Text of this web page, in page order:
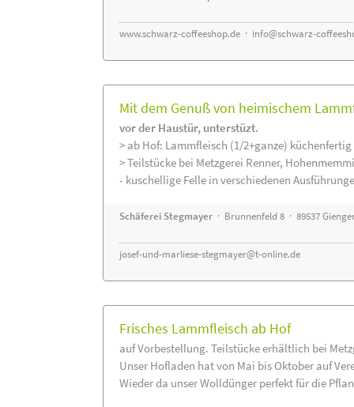
www.schwarz-coffeeshop.de · info@schwarz-
Mit dem Genuß von heimischem
vor der Haustür, unterstüzt.
> ab Hof: Lammfleisch (1/2+ganze)
> Teilstücke bei Metzgerei Renner,
- kuschellige Felle in verschiedenen
Schäferei Stegmayer · Brunnenfeld 8 · 89537
josef-und-marliese-stegmayer@t-online.de
Frisches Lammfleisch ab Hof
auf Vorbestellung. Teilstücke erhältlich bei
Unser Hofladen hat von Mai bis Oktober auf
Wieder da unser Wolldünger perfekt für die